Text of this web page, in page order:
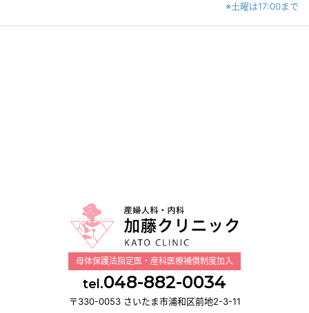
※土曜は17:00まで
母体保護法指定医・産科医療補償制度加入
tel.048-882-0034
〒330-0053 さいたま市浦和区前地2-3-11